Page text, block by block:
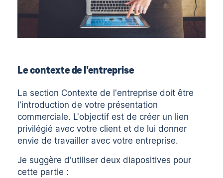
Le contexte de l'entreprise
La section Contexte de l'entreprise doit être
l'introduction de votre présentation
commerciale. L'objectif est de créer un lien
privilégié avec votre client et de lui donner
envie de travailler avec votre entreprise.
Je suggère d'utiliser deux diapositives pour
cette partie :